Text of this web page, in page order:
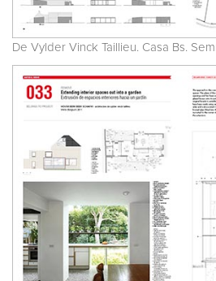
De Vylder Vinck Taillieu. Casa Bs.